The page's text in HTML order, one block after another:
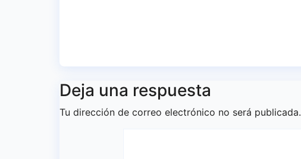
Deja una respuesta
Tu dirección de correo electrónico no será publicada.